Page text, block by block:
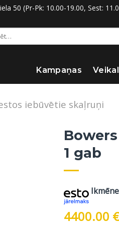
50 (Pr-Pk: 10.00-19.00, Sest:
Kampaņas
iebūvētie skaļruņi
1 gab
4400.00 €